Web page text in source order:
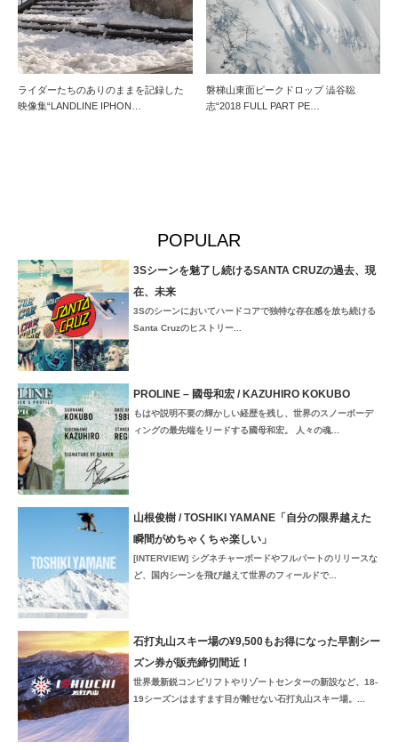
ライダーたちのありのままを記録した
映像集“LANDLINE IPHON…
磐梯山東面ピークドロップ 澁谷聡
志“2018 FULL PART PE…
POPULAR
3Sシーンを魅了し続けるSANTA CRUZの過去、現
在、未来
3Sのシーンにおいてハードコアで独特な存在感を放ち続ける
Santa Cruzのヒストリー...
PROLINE – 國母和宏 / KAZUHIRO KOKUBO
もはや説明不要の輝かしい経歴を残し、世界のスノーボーデ
ィングの最先端をリードする國母和宏。 人々の魂...
山根俊樹 / TOSHIKI YAMANE「自分の限界越えた
瞬間がめちゃくちゃ楽しい」
[INTERVIEW] シグネチャーボードやフルパートのリリースな
ど、国内シーンを飛び越えて世界のフィールドで...
石打丸山スキー場の¥9,500もお得になった早割シー
ズン券が販売締切間近！
世界最新鋭コンビリフトやリゾートセンターの新設など、18-
19シーズンはますます目が離せない石打丸山スキー場。...